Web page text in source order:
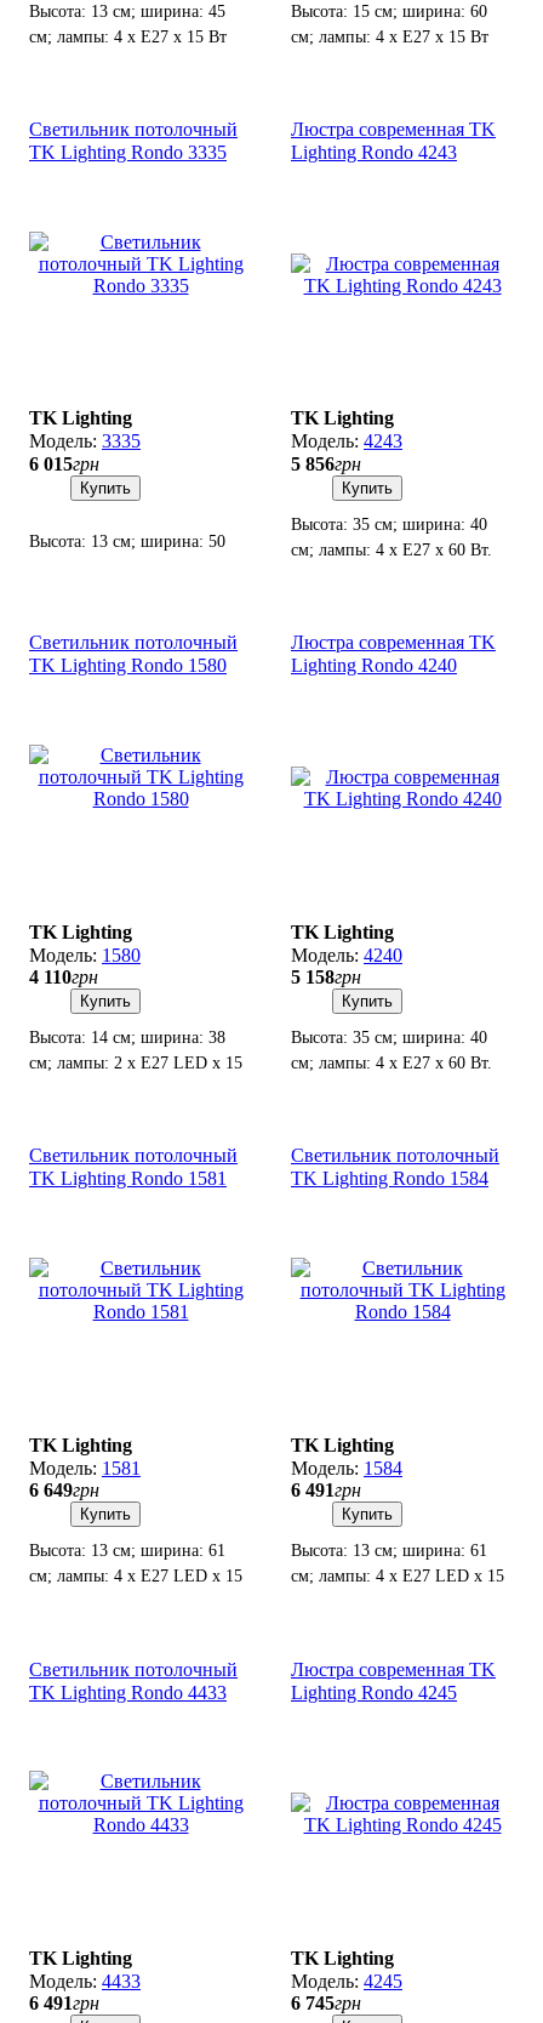
Высота: 13 см; ширина: 45
см; лампы: 4 х Е27 х 15 Вт
Высота: 15 см; ширина: 60
см; лампы: 4 х Е27 х 15 Вт
Светильник потолочный
TK Lighting Rondo 3335
TK Lighting
3335
6 015грн
Купить
Высота: 13 см; ширина: 50
Люстра современная TK
Lighting Rondo 4243
TK Lighting
4243
5 856грн
Купить
Высота: 35 см; ширина: 40
см; лампы: 4 х Е27 х 60 Вт.
Светильник потолочный
TK Lighting Rondo 1580
TK Lighting
1580
4 110грн
Купить
Высота: 14 см; ширина: 38
см; лампы: 2 х Е27 LED х 15
Люстра современная TK
Lighting Rondo 4240
TK Lighting
4240
5 158грн
Купить
Высота: 35 см; ширина: 40
см; лампы: 4 х Е27 х 60 Вт.
Светильник потолочный
TK Lighting Rondo 1581
TK Lighting
1581
6 649грн
Купить
Высота: 13 см; ширина: 61
см; лампы: 4 х Е27 LED х 15
Светильник потолочный
TK Lighting Rondo 1584
TK Lighting
1584
6 491грн
Купить
Высота: 13 см; ширина: 61
см; лампы: 4 х Е27 LED х 15
Светильник потолочный
TK Lighting Rondo 4433
TK Lighting
4433
6 491грн
Люстра современная TK
Lighting Rondo 4245
TK Lighting
4245
6 745грн